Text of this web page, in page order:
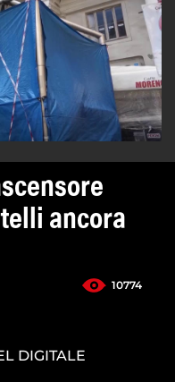
ancora
10774
DIGITALE